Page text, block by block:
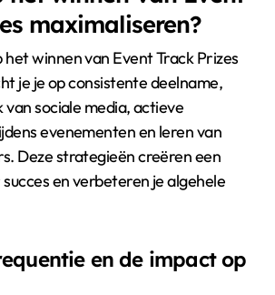
maximaliseren?
het winnen van Event Track Prizes
je je op consistente deelname,
sociale media, actieve
evenementen en leren van
Deze strategieën creëren een
en verbeteren je algehele
en de impact op